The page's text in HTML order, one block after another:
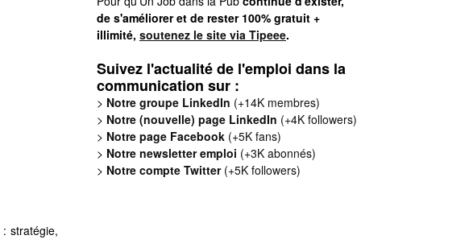
stratégie,
de s'améliorer et de rester 100% gratuit +
illimité, soutenez le site via Tipeee.
Suivez l'actualité de l'emploi dans la
communication sur :
> Notre groupe LinkedIn (+14K membres)
> Notre (nouvelle) page LinkedIn (+4K followers)
> Notre page Facebook (+5K fans)
> Notre newsletter emploi (+3K abonnés)
> Notre compte Twitter(+5K followers)